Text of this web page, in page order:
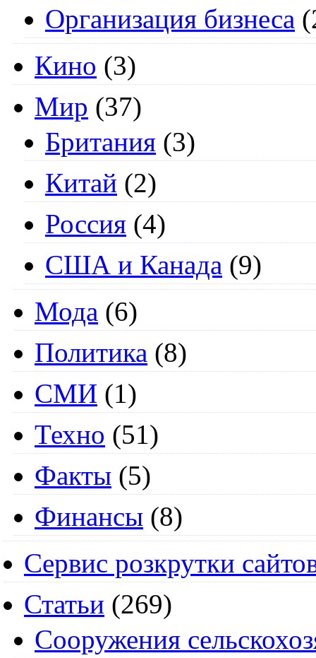
Организация бизнеса
Кино (3)
Мир (37)
Британия (3)
Китай (2)
Россия (4)
США и Канада (9)
Мода (6)
Политика (8)
СМИ (1)
Техно (51)
Факты (5)
Финансы (8)
Сервис розкрутки
Статьи (269)
Cооружения